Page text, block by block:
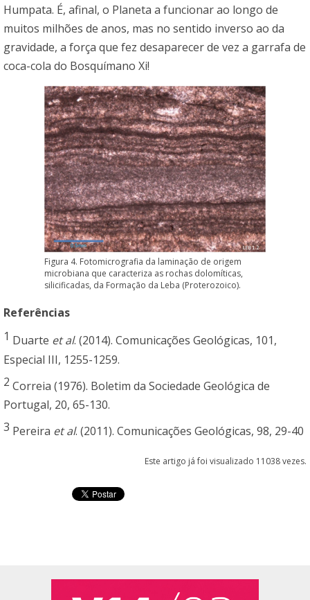
Humpata. É, afinal, o Planeta a funcionar ao longo de
muitos milhões de anos, mas no sentido inverso ao da
gravidade, a força que fez desaparecer de vez a garrafa de
coca-cola do Bosquímano Xi!
Figura 4. Fotomicrografia da laminação de origem
microbiana que caracteriza as rochas dolomíticas,
silicificadas, da Formação da Leba (Proterozoico).
Referências
1 Duarte et al. (2014). Comunicações Geológicas, 101,
Especial III, 1255-1259.
2 Correia (1976). Boletim da Sociedade Geológica de
Portugal, 20, 65-130.
3 Pereira et al. (2011). Comunicações Geológicas, 98, 29-40
Este artigo já foi visualizado 11038 vezes.